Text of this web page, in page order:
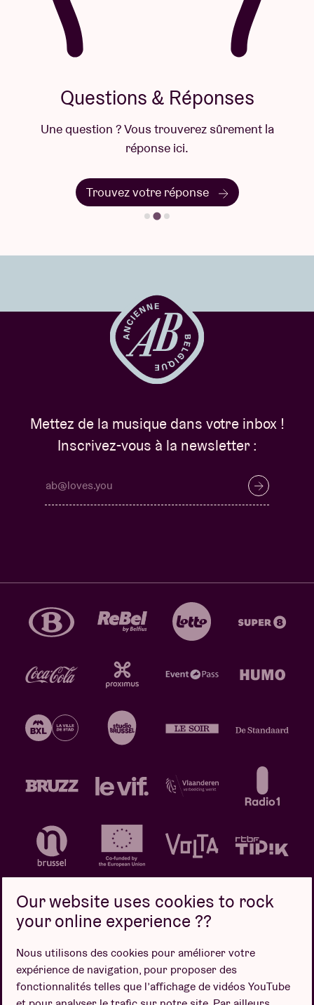
Questions & Réponses
Une question ? Vous trouverez sûrement la
réponse ici.
Trouvez votre réponse
Mettez de la musique dans votre inbox !
Inscrivez-vous à la newsletter :
Politique de confidentialité
Politique de cookies
Conditions de vente
Design par
Our website uses cookies to rock
your online experience ??
Nous utilisons des cookies pour améliorer votre
expérience de navigation, pour proposer des
fonctionnalités telles que l’affichage de vidéos YouTube